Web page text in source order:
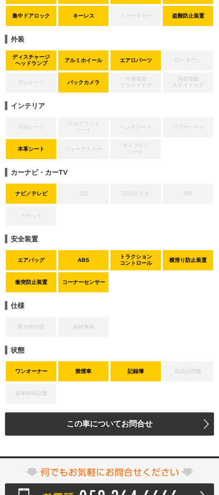
集中ドアロック キーレス スマートキー 盗難防止装置
外装
ディスチャージ
ヘッドランプ
アルミホイール エアロパーツ ローダウン
サンルーフ バックカメラ
片側電動
スライドドア
両側電動
スライドドア
インテリア
３列シート
フルフラット
シート
ベンチシート パワーシート
本革シート ウォークスルー
キャプテン
シート
カーナビ・カーTV
ナビ／テレビ CD DVDビデオ MD
カセット
安全装置
エアバッグ ABS
トラクション
コントロール
横滑り防止装置
衝突防止装置 コーナーセンサー
仕様
寒冷地仕様 福祉車両
状態
ワンオーナー 禁煙車 記録簿 取扱説明書
新車時保証書
この車についてお問合せ